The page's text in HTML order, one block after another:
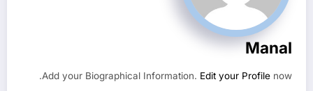
Manal
Add your Biographical Information. Edit your Profile now.